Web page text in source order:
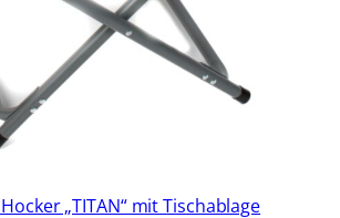
„TITAN“ mit Tischablage